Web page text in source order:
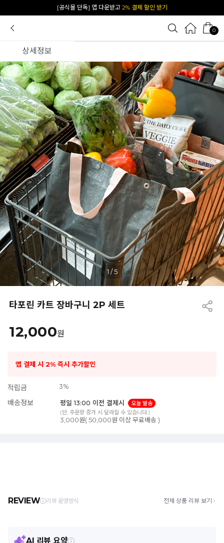
카카오 플친 추가하면1천원 즉시 할인 쿠폰
0
상세정보
1 /5
타포린 카트 장바구니 2P 세트
12,000원
앱 결제 시 2% 즉시 추가할인
적립금 3%
배송정보 평일 13:00 이전 결제시
오늘 발송
(단, 주문량 증가 시 달라질 수 있습니다.)
3,000원( 50,000원 이상 무료배송 )